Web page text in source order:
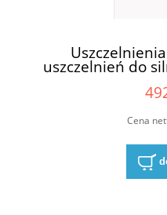
uszczelnień do
Cena